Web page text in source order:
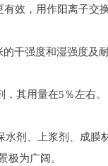
，用作阳离子交换
强度和湿强度及耐
其用量在5％左右。
、上浆剂、成膜
极为广阔。